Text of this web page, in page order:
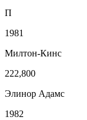
П
1981
Милтон-Кинс
222,800
Элинор Адамс
1982